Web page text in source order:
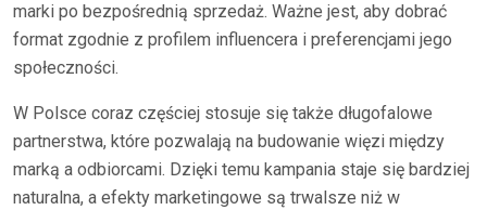
marki po bezpośrednią sprzedaż. Ważne jest, aby dobrać
format zgodnie z profilem influencera i preferencjami jego
społeczności.
W Polsce coraz częściej stosuje się także długofalowe
partnerstwa, które pozwalają na budowanie więzi między
marką a odbiorcami. Dzięki temu kampania staje się bardziej
naturalna, a efekty marketingowe są trwalsze niż w